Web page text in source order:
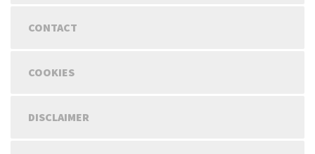
CONTACT
COOKIES
DISCLAIMER